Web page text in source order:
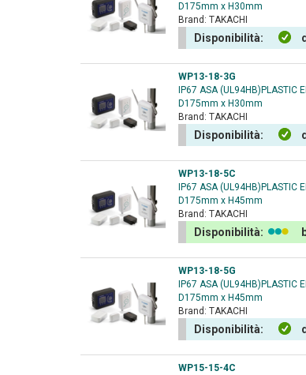
D175mm x H30mm
Brand: TAKACHI
Disponibilità:
WP13-18-3G
IP67 ASA (UL94HB)PLASTIC
D175mm x H30mm
Brand: TAKACHI
Disponibilità:
WP13-18-5C
IP67 ASA (UL94HB)PLASTIC
D175mm x H45mm
Brand: TAKACHI
Disponibilità:
WP13-18-5G
IP67 ASA (UL94HB)PLASTIC
D175mm x H45mm
Brand: TAKACHI
Disponibilità:
WP15-15-4C